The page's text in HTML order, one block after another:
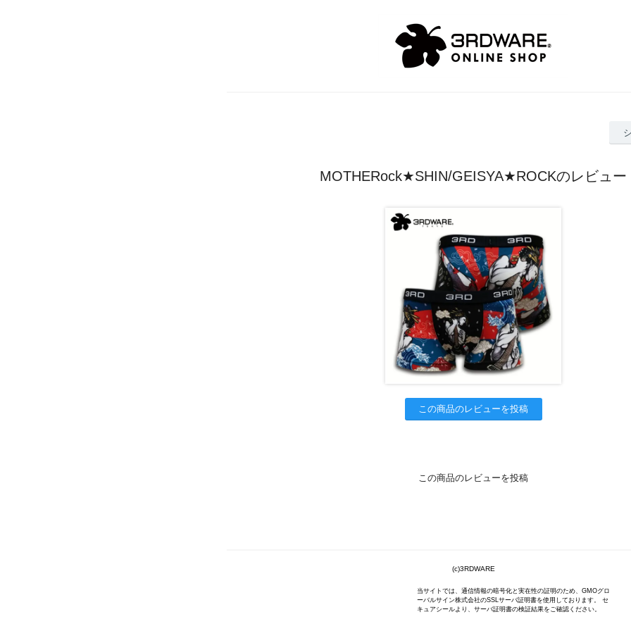
MOTHERock★SHIN/GEISYA★ROCKのレビュー
この商品のレビューを投稿
この商品のレビューを投稿
(c)3RDWARE
当サイトでは、通信情報の暗号化と実在性の証明のため、GMOグロ
ーバルサイン株式会社のSSLサーバ証明書を使用しております。 セ
キュアシールより、サーバ証明書の検証結果をご確認ください。